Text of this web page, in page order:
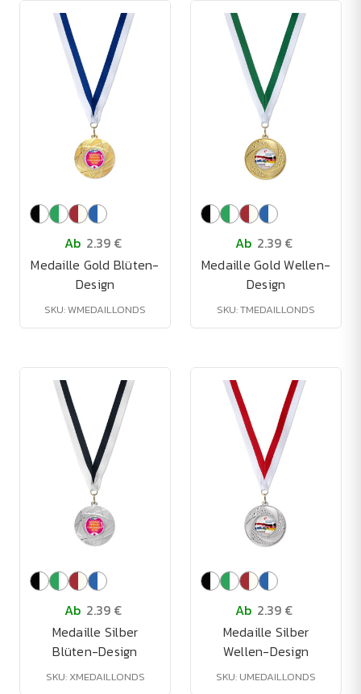
Ab 2.39 €
Medaille Gold Blüten-
Design
SKU: WMEDAILLONDS
Ab 2.39 €
Medaille Gold Wellen-
Design
SKU: TMEDAILLONDS
Ab 2.39 €
Medaille Silber
Blüten-Design
SKU: XMEDAILLONDS
Ab 2.39 €
Medaille Silber
Wellen-Design
SKU: UMEDAILLONDS